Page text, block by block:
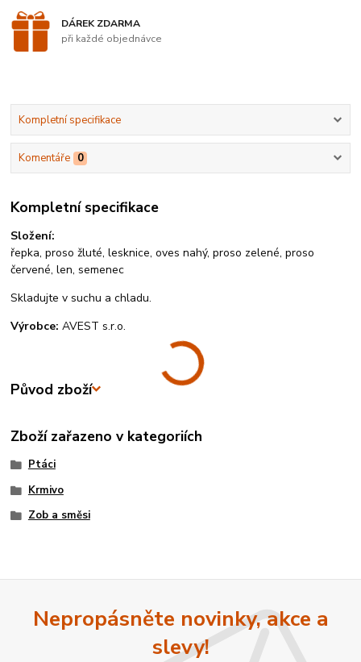
DÁREK ZDARMA
při každé objednávce
Kompletní specifikace
Komentáře 0
Kompletní specifikace
Složení:
řepka, proso žluté, lesknice, oves nahý, proso zelené, proso
červené, len, semenec
Skladujte v suchu a chladu.
Výrobce:AVEST s.r.o.
Původ zboží
Zboží zařazeno v kategoriích
Ptáci
Krmivo
Zob a směsi
Nepropásněte novinky, akce a
slevy!